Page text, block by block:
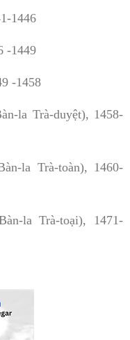
1446
-1449
-1458
la Trà-duyệt), 1458-
la Trà-toàn), 1460-
la Trà-toại), 1471-